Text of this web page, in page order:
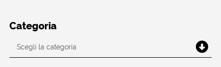
Categoria